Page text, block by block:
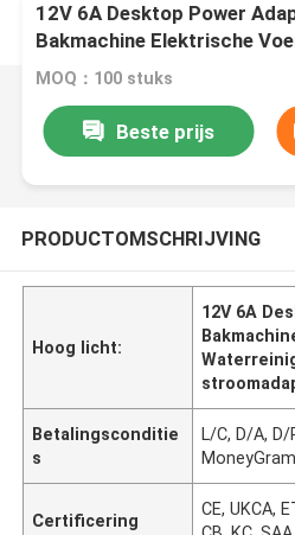
12V 6A Desktop Power
Bakmachine Elektrische
MOQ：100 stuks
Beste prijs
PRODUCTOMSCHRIJVING
Hoog licht:
12V 6A
Betalingsconditie
s
L/C, D/A,
MoneyGram
Certificering
CE, UKCA,